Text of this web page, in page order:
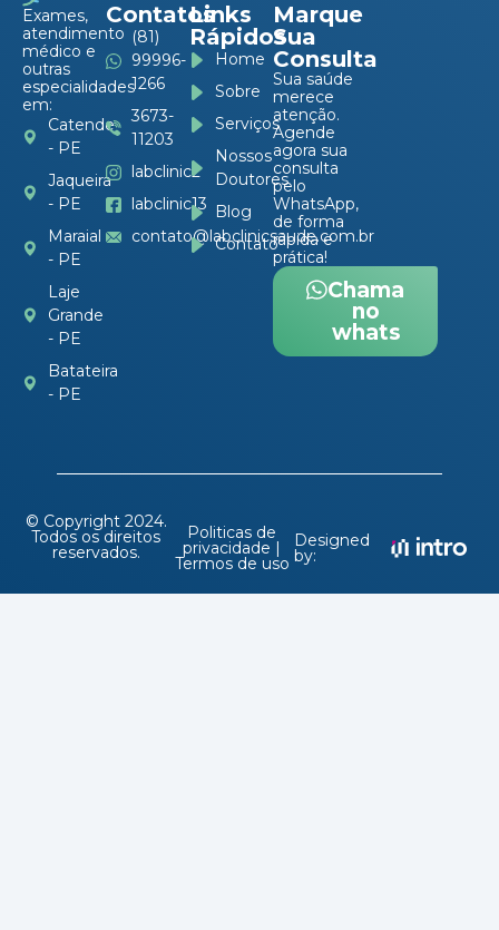
Exames,
atendimento
médico e
outras
especialidades
em:
Catende
- PE
Jaqueira
- PE
Maraial
- PE
Laje
Grande
- PE
Batateira
- PE
Contatos
(81)
99996-
1266
3673-
11203
labclinic2
labclinic13
contato@labclinicsaude.com.br
Links
Rápidos
Home
Sobre
Serviços
Nossos
Doutores
Blog
Contato
Marque
Sua
Consulta
Sua saúde
merece
atenção.
Agende
agora sua
consulta
pelo
WhatsApp,
de forma
rápida e
prática!
Chama
no
whats
© Copyright 2024.
Todos os direitos
reservados.
Politicas de
privacidade |
Termos de uso
Designed
by: